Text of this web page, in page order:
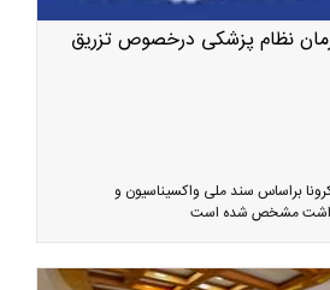
شماره 6 سازمان نظام پزشکی درخصوص تزریق
براساس سند ملی واکسیناسیون و
مشخص شده است